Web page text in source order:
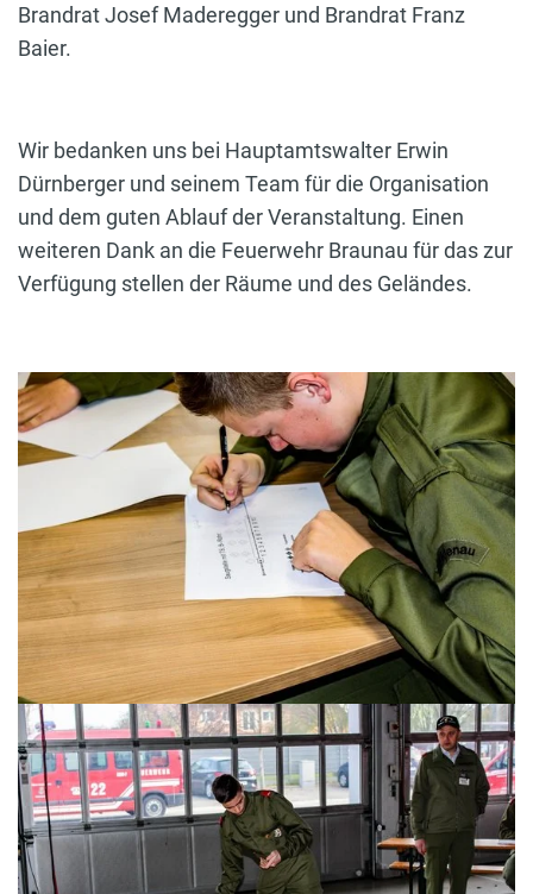
Brandrat Josef Maderegger und Brandrat Franz
Baier.
Wir bedanken uns bei Hauptamtswalter Erwin
Dürnberger und seinem Team für die Organisation
und dem guten Ablauf der Veranstaltung. Einen
weiteren Dank an die Feuerwehr Braunau für das zur
Verfügung stellen der Räume und des Geländes.